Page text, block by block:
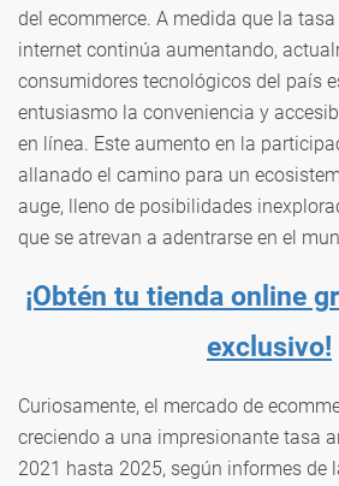
del ecommerce. A medida que la
internet continúa aumentando,
consumidores tecnológicos del país
entusiasmo la conveniencia y
en línea. Este aumento en la
allanado el camino para un
auge, lleno de posibilidades
que se atrevan a adentrarse en el
¡Obtén tu tienda online
exclusivo!
Curiosamente, el mercado de
creciendo a una impresionante tasa
2021 hasta 2025, según informes de